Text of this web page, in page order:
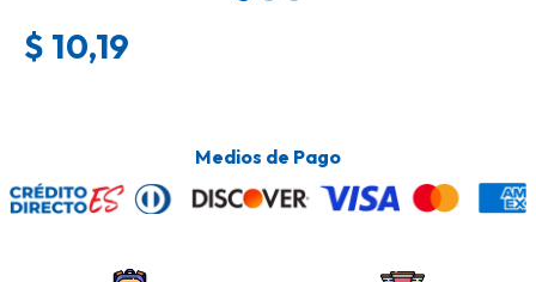
$ 10,19
Medios de Pago